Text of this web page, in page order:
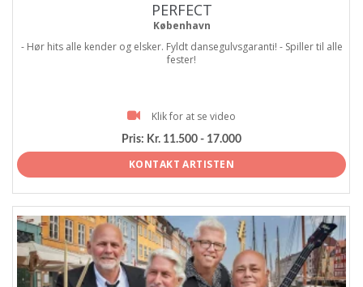
PERFECT
København
- Hør hits alle kender og elsker. Fyldt dansegulvsgaranti! - Spiller til alle
fester!
Klik for at se video
Pris: Kr. 11.500 - 17.000
KONTAKT ARTISTEN